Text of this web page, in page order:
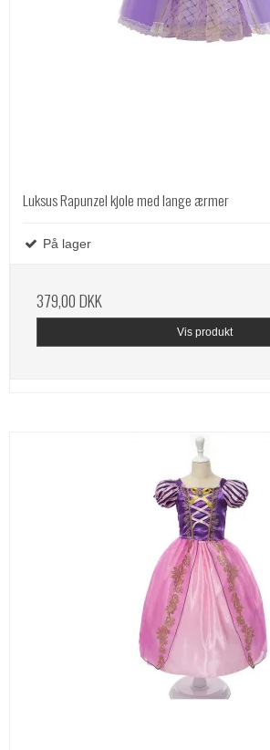
Luksus Rapunzel kjole med lange ærmer
På lager
379,00 DKK
Vis produkt